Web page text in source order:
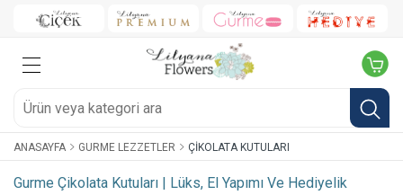
ANASAYFA GURME LEZZETLER ÇIKOLATA KUTULARI
Gurme Çikolata Kutuları | Lüks, El Yapımı Ve Hediyelik